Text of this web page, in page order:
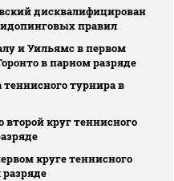
дисквалифицирован
правил
и Уильямс в первом
в парном разряде
турнира в
круг теннисного
круге теннисного